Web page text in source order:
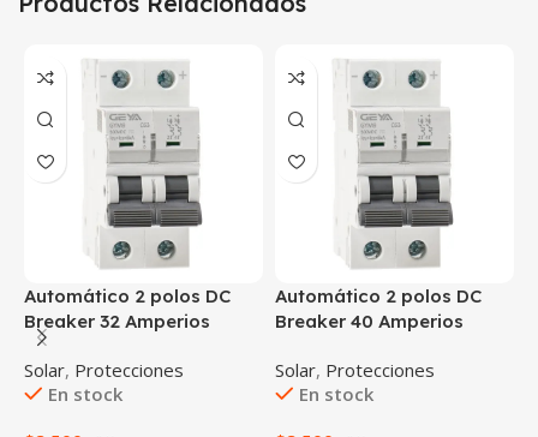
Automático 2 polos DC
Breaker 32 Amperios
Solar, Protecciones
En stock
Automático 2 polos DC
Breaker 40 Amperios
Solar, Protecciones
En stock